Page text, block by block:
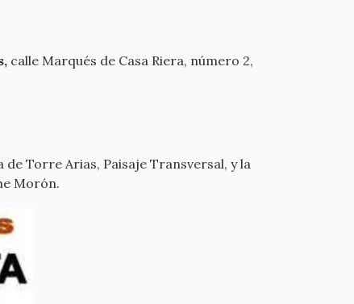
calle Marqués de Casa Riera, número 2,
Torre Arias, Paisaje Transversal, y la
Morón.